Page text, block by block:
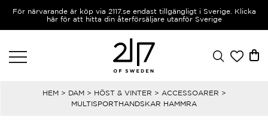
För närvarande är köp via 2117.se endast tillgängligt i Sverige. Klicka
här för att hitta din återförsäljare utanför Sverige
HEM> DAM> HÖST & VINTER > ACCESSOARER >
MULTISPORTHANDSKAR HAMMRA